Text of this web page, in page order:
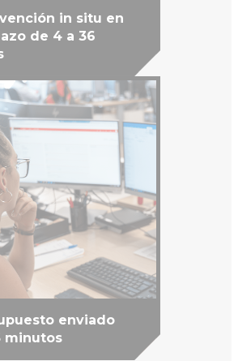
in situ en
de 4 a 36
enviado
minutos